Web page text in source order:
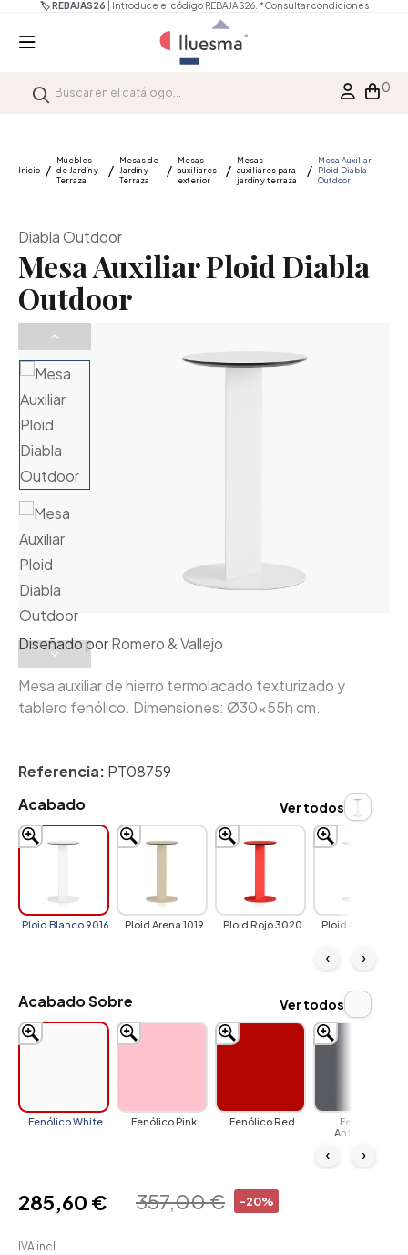
🏷️ REBAJAS26 | Introduce el código REBAJAS26. *Consultar condiciones
0
Inicio
Muebles
de Jardín y
Terraza
Mesas de
Jardín y
Terraza
Mesas
auxiliares
exterior
Mesas
auxiliares para
jardín y terraza
Mesa Auxiliar
Ploid Diabla
Outdoor
Diabla Outdoor
Mesa Auxiliar Ploid Diabla
Outdoor
Diseñado porRomero & Vallejo
Mesa auxiliar de hierro termolacado texturizado y
tablero fenólico. Dimensiones: Ø30x55h cm.
Referencia: PT08759
Acabado
Ploid Blanco 9016 Ploid Arena 1019 Ploid Rojo 3020 Ploid Rosa 3015
‹ ›
Ver todos
Acabado Sobre
Fenólico White Fenólico Pink Fenólico Red
Fenólico
Anthracite
‹ ›
Ver todos
-20%
357,00 €
285,60 €
IVA incl.